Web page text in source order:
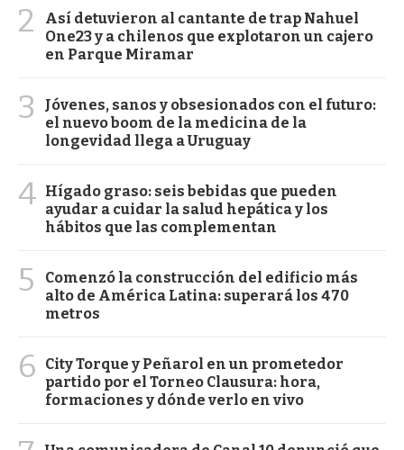
2
Así detuvieron al cantante de trap Nahuel
One23 y a chilenos que explotaron un cajero
en Parque Miramar
3
Jóvenes, sanos y obsesionados con el futuro:
el nuevo boom de la medicina de la
longevidad llega a Uruguay
4 Hígado graso: seis bebidas que pueden
ayudar a cuidar la salud hepática y los
hábitos que las complementan
5
Comenzó la construcción del edificio más
alto de América Latina: superará los 470
metros
6
City Torque y Peñarol en un prometedor
partido por el Torneo Clausura: hora,
formaciones y dónde verlo en vivo